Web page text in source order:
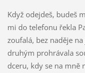
Když odejdeš, budeš
mi do telefonu řekla
zoufalá, bez naděje
druhým prohrávala
dceru, kdy se na mně